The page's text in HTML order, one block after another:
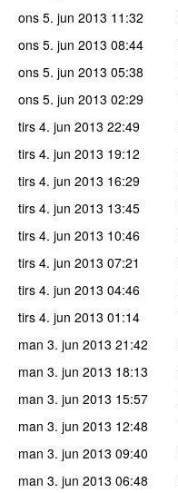
ons 5. jun 2013 11:32
ons 5. jun 2013 08:44
ons 5. jun 2013 05:38
ons 5. jun 2013 02:29
tirs 4. jun 2013 22:49
tirs 4. jun 2013 19:12
tirs 4. jun 2013 16:29
tirs 4. jun 2013 13:45
tirs 4. jun 2013 10:46
tirs 4. jun 2013 07:21
tirs 4. jun 2013 04:46
tirs 4. jun 2013 01:14
man 3. jun 2013 21:42
man 3. jun 2013 18:13
man 3. jun 2013 15:57
man 3. jun 2013 12:48
man 3. jun 2013 09:40
man 3. jun 2013 06:48